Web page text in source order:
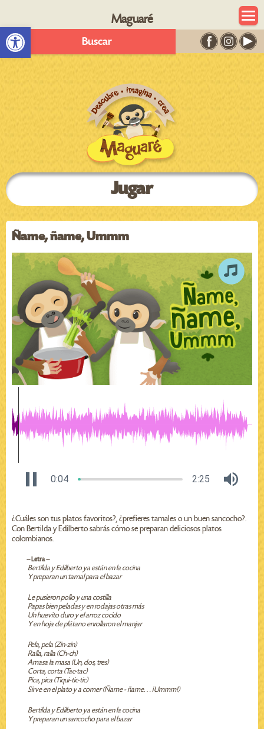
Abrir barra de herramientas
Maguaré
Buscar
Jugar
Ñame, ñame, Ummm
0:04 2:25
¿Cuáles son tus platos favoritos?, ¿prefieres tamales o un buen sancocho?.
Con Bertilda y Edilberto sabrás cómo se preparan deliciosos platos
colombianos.
-- Letra --
Bertilda y Edilberto ya están en la cocina
Y preparan un tamal para el bazar
Le pusieron pollo y una costilla
Papas bien peladas y en rodajas otras más
Un huevito duro y el arroz cocido
Y en hoja de plátano enrollaron el manjar
Pela, pela (Zin-zin)
Ralla, ralla (Ch-ch)
Amasa la masa (Un, dos, tres)
Corta, corta (Tac-tac)
Pica, pica (Tiqui-tic-tic)
Sirve en el plato y a comer (Ñame - ñame… ¡Ummm!)
Bertilda y Edilberto ya están en la cocina
Y preparan un sancocho para el bazar